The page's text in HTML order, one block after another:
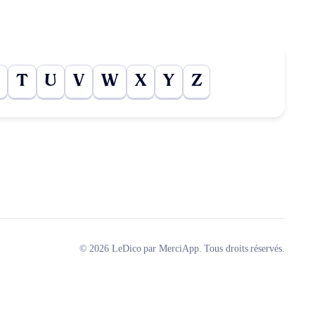
T U V W X Y Z
© 2026 LeDico par MerciApp. Tous droits réservés.